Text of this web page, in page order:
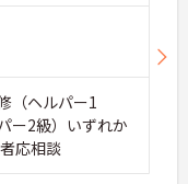
（ヘルパー1
ー2級）いずれか
応相談